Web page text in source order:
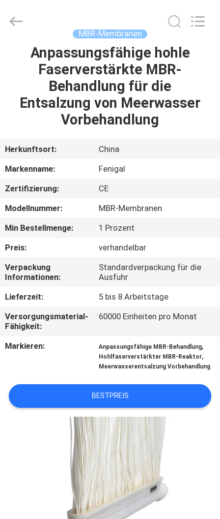
HAUS
PRODUKTE
FABRIK-
QUALITÄTSKONTROLLE
TRETEN
SIE
MIT
UNS
IN
VERBINDUNG
FORDERN
SIE EIN
MBR-Membranen
Anpassungsfähige hohle
Faserverstärkte MBR-
Behandlung für die
Entsalzung von Meerwasser
Vorbehandlung
Herkunftsort:
China
Markenname:
Fenigal
Zertifizierung:
CE
Modellnummer:
MBR-Membranen
Min Bestellmenge:
1 Prozent
Preis:
verhandelbar
Verpackung
Informationen:
Standardverpackung für die
Ausfuhr
Lieferzeit:
5 bis 8 Arbeitstage
Versorgungsmaterial-
Fähigkeit:
60000 Einheiten pro Monat
Markieren: Anpassungsfähige MBR-Behandlung,
Hohlfaserverstärkter MBR-Reaktor,
Meerwasserentsalzung Vorbehandlung
BESTPREIS